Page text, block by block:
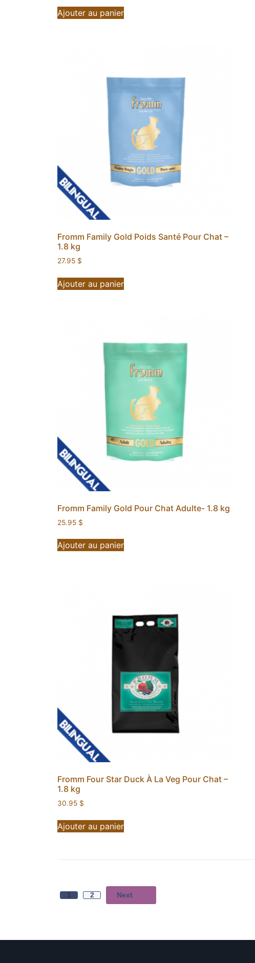
Ajouter au panier
Fromm Family Gold Poids Santé Pour Chat –
1.8 kg
27.95 $
Ajouter au panier
Fromm Family Gold Pour Chat Adulte- 1.8 kg
25.95 $
Ajouter au panier
Fromm Four Star Duck À La Veg Pour Chat –
1.8 kg
30.95 $
Ajouter au panier
1 2 Next